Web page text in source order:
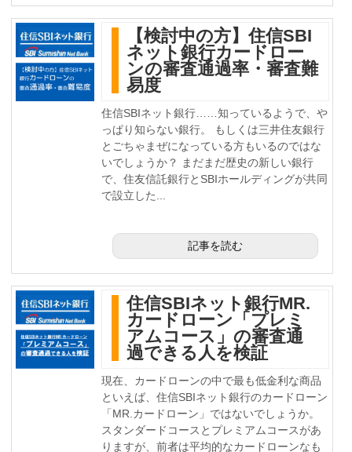
【検討中の方】住信SBI
ネット銀行カードロー
ンの審査通過率・審査難
易度
住信SBIネット銀行……知っているようで、や
っぱり知らない銀行。 もしくは三井住友銀行
とごちゃまぜになっている方もいるのではな
いでしょうか？ まだまだ歴史の新しい銀行
で、住友信託銀行とSBIホールディングが共同
で設立した...
記事を読む
住信SBIネット銀行MR.
カードローン「プレミ
アムコース」の審査通
過できる人を検証
現在、カードローンの中で最も低金利な商品
といえば、住信SBIネット銀行のカードローン
「MR.カードローン」ではないでしょうか。
スタンダードコースとプレミアムコースがあ
りますが、前者は平均的なカードローンなも